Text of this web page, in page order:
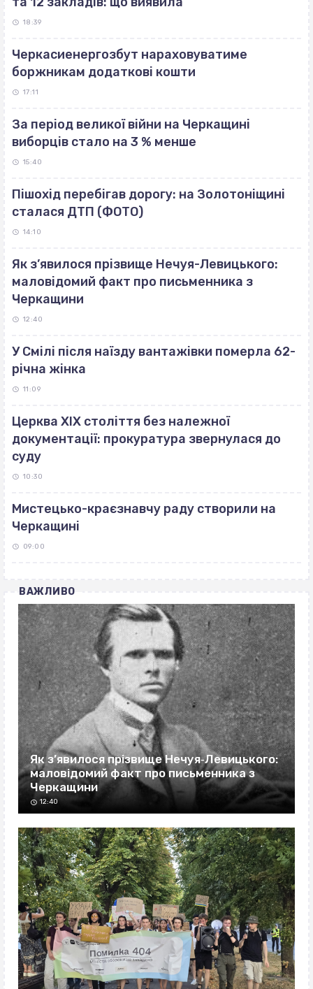
18:39
Черкасиенергозбут нараховуватиме
боржникам додаткові кошти
17:11
За період великої війни на Черкащині
виборців стало на 3 % менше
15:40
Пішохід перебігав дорогу: на Золотоніщині
сталася ДТП (ФОТО)
14:10
Як з’явилося прізвище Нечуя-Левицького:
маловідомий факт про письменника з
Черкащини
12:40
У Смілі після наїзду вантажівки померла 62-
річна жінка
11:09
Церква ХІХ століття без належної
документації: прокуратура звернулася до
суду
10:30
Мистецько-краєзнавчу раду створили на
Черкащині
09:00
ВАЖЛИВО
Як з’явилося прізвище Нечуя‐Левицького:
маловідомий факт про письменника з
Черкащини
12:40